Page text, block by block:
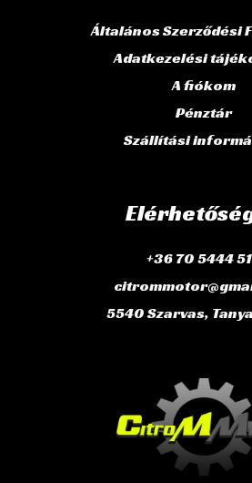
Általános Szerződési
Adatkezelési
A fiókom
Pénztár
Szállítási
+36 70 5444
5540 Szarvas,